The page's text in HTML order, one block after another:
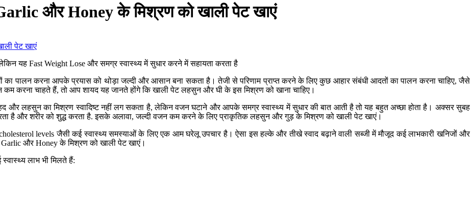
और Honey के मिश्रण को खाली पेट खाएं
यह Fast Weight Lose और समग्र स्वास्थ्य में सुधार करने में सहायता करता है
पालन करना आपके प्रयास को थोड़ा जल्दी और आसान बना सकता है। तेजी से परिणाम प्राप्त करने के लिए कुछ आहार संबंधी आदतों का पालन करना चाहिए, जैसे
कम करना चाहते हैं, तो आप शायद यह जानते होंगे कि खाली पेट लहसुन और घी के इस मिश्रण को खाना चाहिए।
और लहसुन का मिश्रण स्वादिष्ट नहीं लग सकता है, लेकिन वजन घटाने और आपके समग्र स्वास्थ्य में सुधार की बात आती है तो यह बहुत अच्छा होता है। अक्सर सुबह
है और शरीर को शुद्ध करता है. इसके अलावा, जल्दी वजन कम करने के लिए प्राकृतिक लहसुन और गुड़ के मिश्रण को खाली पेट खाएं।
levels जैसी कई स्वास्थ्य समस्याओं के लिए एक आम घरेलू उपचार है। ऐसा इस हल्के और तीखे स्वाद बढ़ाने वाली सब्जी में मौजूद कई लाभकारी खनिजों और
Garlic और Honey के मिश्रण को खाली पेट खाएं।
लाभ भी मिलते हैं: